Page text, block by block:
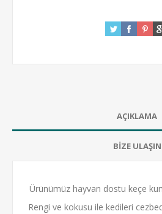
AÇIKLAMA
BİZE ULAŞIN
Ürünümüz hayvan dostu keçe
Rengi ve kokusu ile kedileri